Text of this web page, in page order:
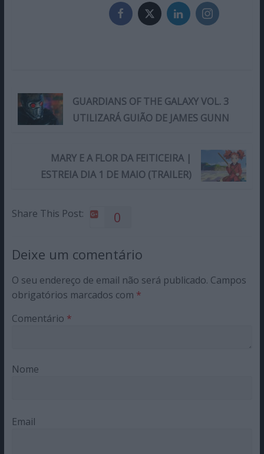
GUARDIANS OF THE GALAXY VOL. 3
UTILIZARÁ GUIÃO DE JAMES GUNN
MARY E A FLOR DA FEITICEIRA |
ESTREIA DIA 1 DE MAIO (TRAILER)
Share This Post: 0
Deixe um comentário
O seu endereço de email não será publicado. Campos
obrigatórios marcados com *
Comentário *
Nome
Email